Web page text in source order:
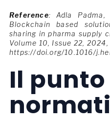
Reference: Adla Padma,
Blockchain based
sharing in pharma supply
Volume 10, Issue 22,
https://doi.org/10.1016/
Il